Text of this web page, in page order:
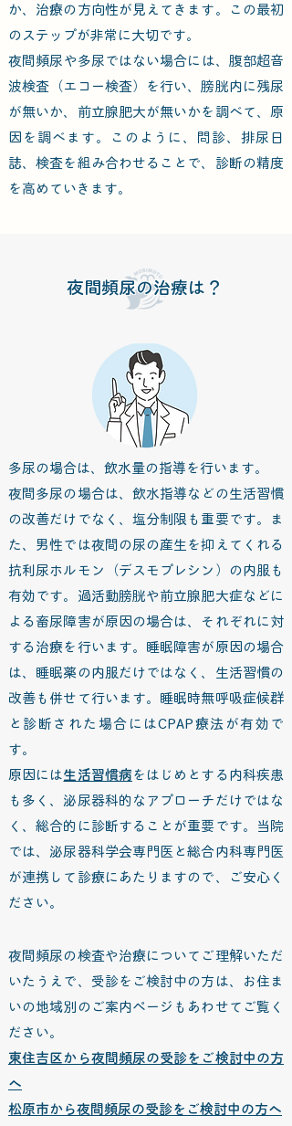
か、治療の方向性が見えてきます。この最初
のステップが非常に大切です。
夜間頻尿や多尿ではない場合には、腹部超音
波検査（エコー検査）を行い、膀胱内に残尿
が無いか、前立腺肥大が無いかを調べて、原
因を調べます。このように、問診、排尿日
誌、検査を組み合わせることで、診断の精度
を高めていきます。
夜間頻尿の治療は？
多尿の場合は、飲水量の指導を行います。
夜間多尿の場合は、飲水指導などの生活習慣
の改善だけでなく、塩分制限も重要です。ま
た、男性では夜間の尿の産生を抑えてくれる
抗利尿ホルモン（デスモプレシン）の内服も
有効です。過活動膀胱や前立腺肥大症などに
よる畜尿障害が原因の場合は、それぞれに対
する治療を行います。睡眠障害が原因の場合
は、睡眠薬の内服だけではなく、生活習慣の
改善も併せて行います。睡眠時無呼吸症候群
と診断された場合にはCPAP療法が有効で
す。
原因には生活習慣病 をはじめとする内科疾患
も多く、泌尿器科的なアプローチだけではな
く、総合的に診断することが重要です。当院
では、泌尿器科学会専門医と総合内科専門医
が連携して診療にあたりますので、ご安心く
ださい。
夜間頻尿の検査や治療についてご理解いただ
いたうえで、受診をご検討中の方は、お住ま
いの地域別のご案内ページもあわせてご覧く
ださい。
東住吉区から夜間頻尿の受診をご検討中の方
へ
松原市から夜間頻尿の受診をご検討中の方へ